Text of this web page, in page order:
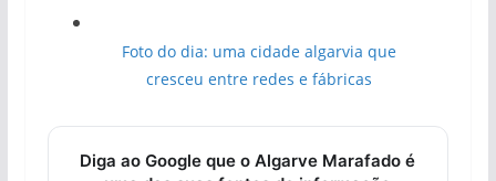
Foto do dia: uma cidade algarvia que
cresceu entre redes e fábricas
Diga ao Google que o Algarve Marafado é